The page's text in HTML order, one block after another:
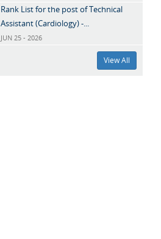
Rank List for the post of Technical
Assistant (Cardiology) -...
JUN 25 - 2026
View All